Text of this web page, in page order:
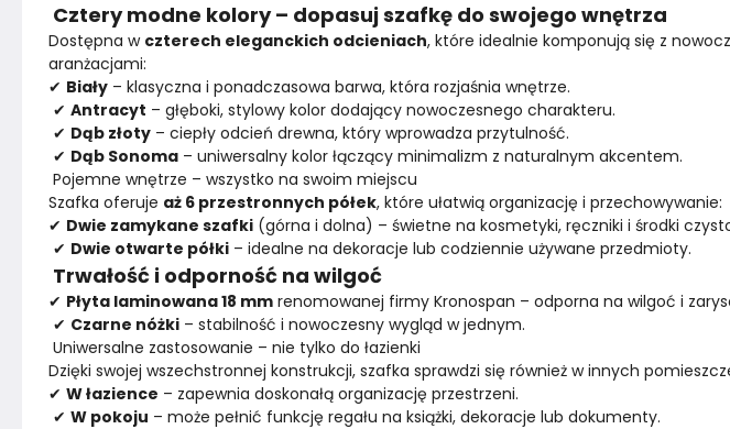
Wykończenie półek Płyta laminowana Konstrukcja półki
Wykończenie korpusu Płyta laminowana Konstrukcja korpusu
Kolor Biele kremy Marka
Montaż Nieznany
Cztery modne kolory – dopasuj szafkę do swojego wnętrza
Dostępna w czterech eleganckich odcieniach, które idealnie komponują się z
aranżacjami:
✔ Biały – klasyczna i ponadczasowa barwa, która rozjaśnia wnętrze.
✔ Antracyt – głęboki, stylowy kolor dodający nowoczesnego charakteru.
✔ Dąb złoty – ciepły odcień drewna, który wprowadza przytulność.
✔ Dąb Sonoma – uniwersalny kolor łączący minimalizm z naturalnym akcentem.
Pojemne wnętrze – wszystko na swoim miejscu
Szafka oferuje aż 6 przestronnych półek, które ułatwią organizację i przechowywanie:
✔ Dwie zamykane szafki (górna i dolna) – świetne na kosmetyki, ręczniki i środki
✔ Dwie otwarte półki – idealne na dekoracje lub codziennie używane przedmioty.
Trwałość i odporność na wilgoć
✔ Płyta laminowana 18 mm renomowanej firmy Kronospan – odporna na wilgoć i
✔ Czarne nóżki – stabilność i nowoczesny wygląd w jednym.
Uniwersalne zastosowanie – nie tylko do łazienki
Dzięki swojej wszechstronnej konstrukcji, szafka sprawdzi się również w innych
✔ W łazience – zapewnia doskonałą organizację przestrzeni.
✔ W pokoju – może pełnić funkcję regału na książki, dekoracje lub dokumenty.